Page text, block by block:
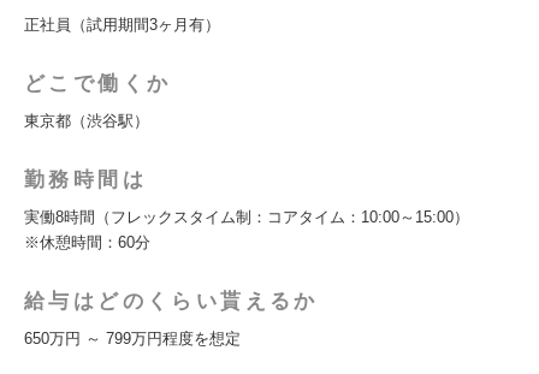
正社員（試用期間3ヶ月有）
どこで働くか
東京都（渋谷駅）
勤務時間は
実働8時間（フレックスタイム制：コアタイム：10:00～15:00）
※休憩時間：60分
給与はどのくらい貰えるか
650万円 ～ 799万円程度を想定